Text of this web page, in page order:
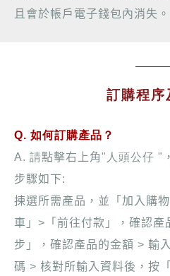
且會於帳戶電子錢包內消失。
訂購程序
Q. 如何訂購產品？
A. 請點擊右上角"人頭公仔 "
步驟如下:
揀選所需產品，並
「加入購物
車」>「前往付款」， 確認產
步」， 確認產品的金額 > 輸
碼 > 核對所輸入資料後，按